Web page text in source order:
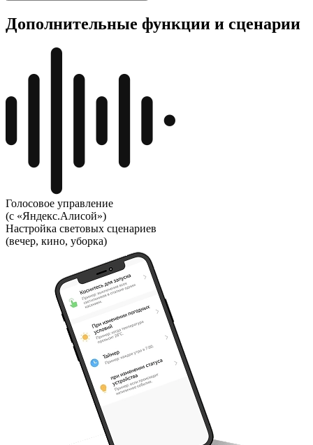
Дополнительные функции и сценарии
Голосовое управление
(с «Яндекс.Алисой»)
Настройка световых сценариев
(вечер, кино, уборка)